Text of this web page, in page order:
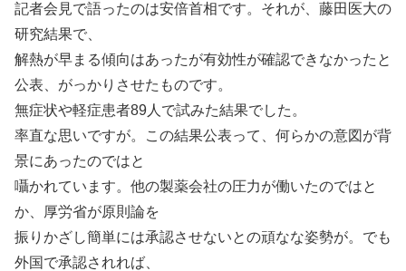
記者会見で語ったのは安倍首相です。それが、藤田医大の
研究結果で、
解熱が早まる傾向はあったが有効性が確認できなかったと
公表、がっかりさせたものです。
無症状や軽症患者89人で試みた結果でした。
率直な思いですが。この結果公表って、何らかの意図が背
景にあったのではと
囁かれています。他の製薬会社の圧力が働いたのではと
か、厚労省が原則論を
振りかざし簡単には承認させないとの頑なな姿勢が。でも
外国で承認されれば、